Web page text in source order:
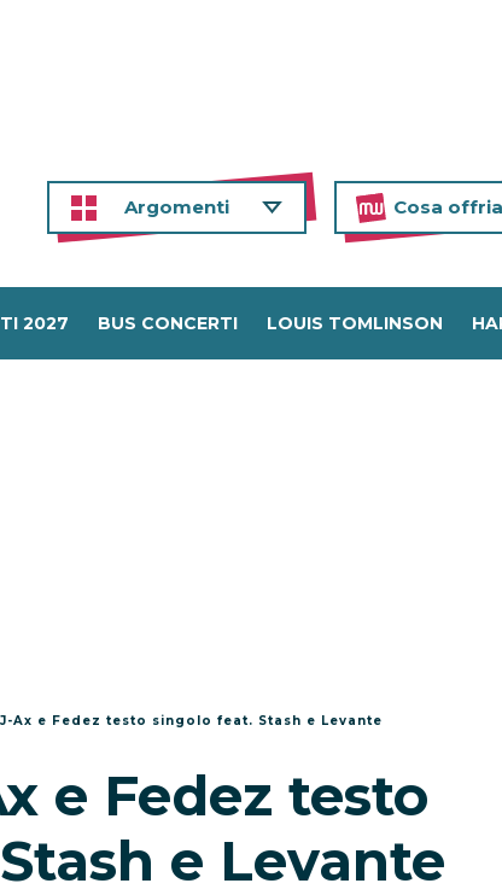
Argomenti Cosa
2027 BUS CONCERTI LOUIS TOMLINSON
Ax e Fedez testo singolo feat. Stash e Levante
e Fedez testo
e Levante